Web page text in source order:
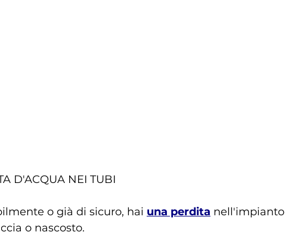
D'ACQUA NEI TUBI
o già di sicuro, hai una perdita nell'impianto
o nascosto.